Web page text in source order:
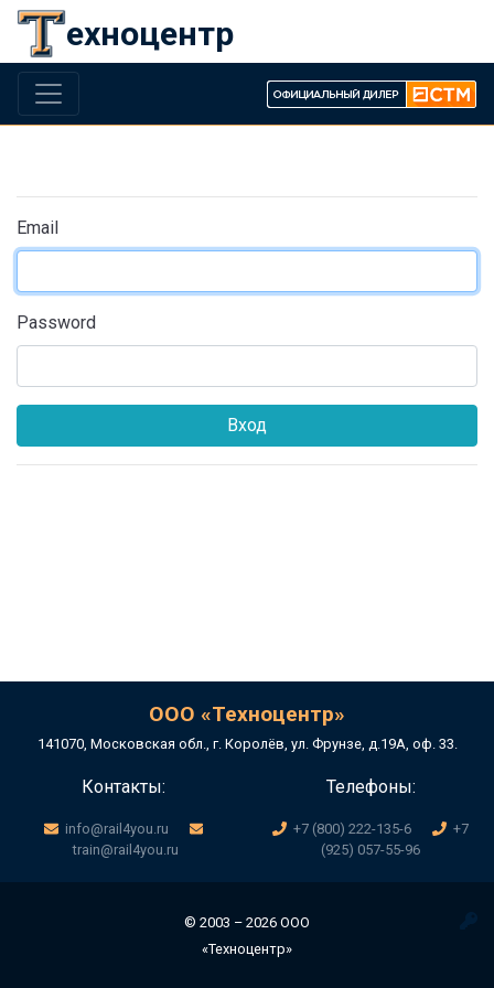
ехноцентр
Email
Password
ООО «Техноцентр»
141070, Московская обл., г. Королёв, ул. Фрунзе, д.19А, оф. 33.
Контакты:
info@rail4you.ru
train@rail4you.ru
Телефоны:
+7 (800) 222-135-6
+7
(925) 057-55-96
© 2003 – 2026 ООО
«Техноцентр»